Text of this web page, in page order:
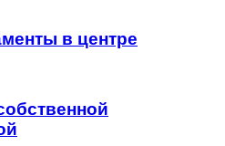
в центре